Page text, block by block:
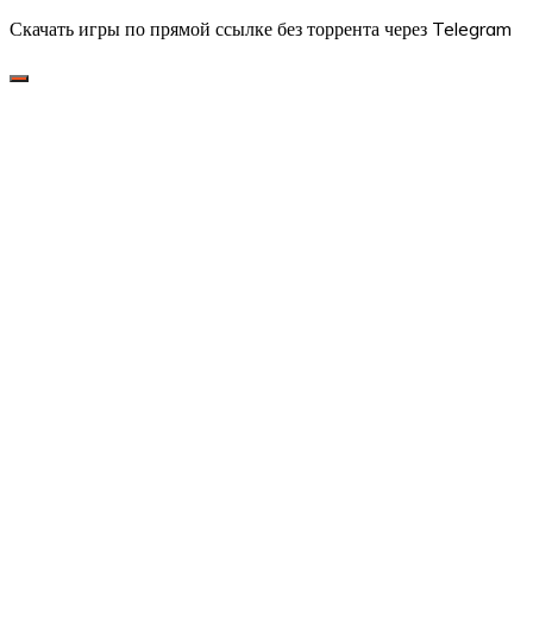
Скачать игры по прямой ссылке без торрента через Telegram